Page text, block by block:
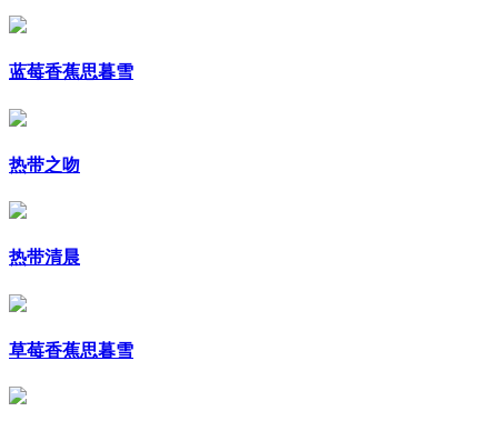
蓝莓香蕉思暮雪
热带之吻
热带清晨
草莓香蕉思暮雪